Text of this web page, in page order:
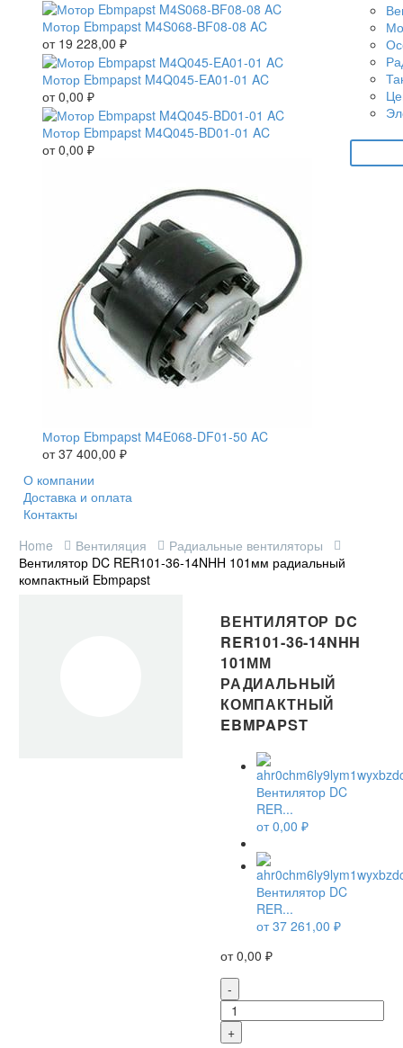
Мотор Ebmpapst M4S068-BF08-08 AC
от 19 228,00 ₽
Мотор Ebmpapst M4Q045-EA01-01 AC
от0,00 ₽
Мотор Ebmpapst M4Q045-BD01-01 AC
от0,00 ₽
Мотор Ebmpapst M4E068-DF01-50 AC
от37 400,00 ₽
О компании
Доставка и оплата
Контакты
Home
Вентиляция
Радиальные вентиляторы
Вентилятор DC RER101-36-14NHH 101мм радиальный
компактный Ebmpapst
ВЕНТИЛЯТОР DC
RER101-36-14NHH
101ММ
РАДИАЛЬНЫЙ
КОМПАКТНЫЙ
EBMPAPST
Вентилятор DC
RER...
от0,00 ₽
Вентилятор DC
RER...
от37 261,00 ₽
от0,00 ₽
-
товара
Вентилятор
DC
+